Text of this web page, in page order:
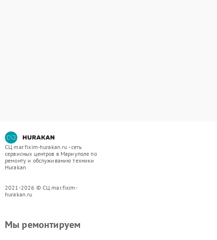
СЦ mar.fixim-hurakan.ru - сеть
сервисных центров в Мариуполе по
ремонту и обслуживанию техники
Hurakan
2021-2026 © СЦ mar.fixim-
hurakan.ru
Мы ремонтируем